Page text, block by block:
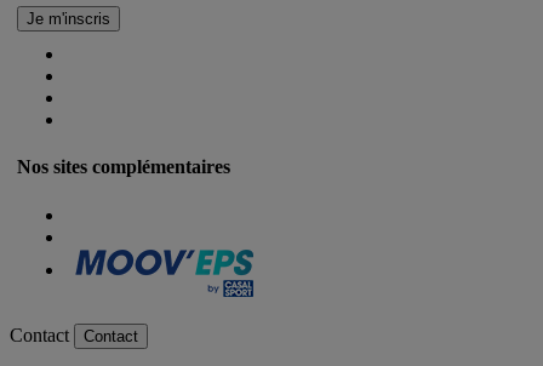
Nos sites complémentaires
Contact Contact